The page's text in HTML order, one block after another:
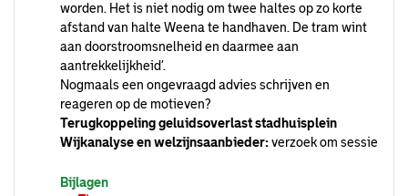
worden. Het is niet nodig om twee haltes op zo korte
afstand van halte Weena te handhaven. De tram wint
aan doorstroomsnelheid en daarmee aan
aantrekkelijkheid’.
Nogmaals een ongevraagd advies schrijven en
reageren op de motieven?
Terugkoppeling geluidsoverlast stadhuisplein
Wijkanalyse en welzijnsaanbieder:verzoek om sessie
Bijlagen